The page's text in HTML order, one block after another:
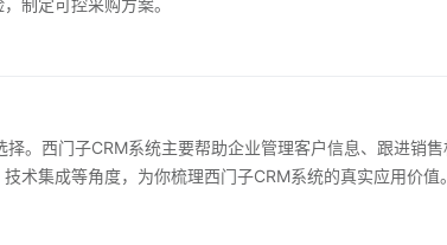
制定可控采购方案。
。西门子CRM系统主要帮助企业管理客户信息、跟进销
术集成等角度，为你梳理西门子CRM系统的真实应用价值。